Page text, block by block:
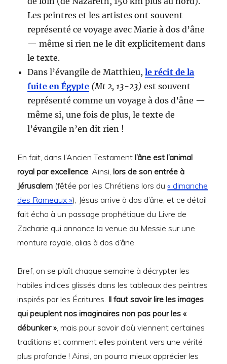
Les peintres et les artistes ont souvent
représenté ce voyage avec Marie à dos d’âne
— même si rien ne le dit explicitement dans
le texte.
Dans l’évangile de Matthieu,le récit de la
fuite en Égypte (Mt 2, 13-23) est souvent
représenté comme un voyage à dos d’âne —
même si, une fois de plus, le texte de
l’évangile n’en dit rien !
En fait, dans l’Ancien Testament l’âne est l’animal
royal par excellence . Ainsi, lors de son entrée à
Jérusalem (fêtée par les Chrétiens lors du« dimanche
des Rameaux »), Jésus arrive à dos d’âne, et ce détail
fait écho à un passage prophétique du Livre de
Zacharie qui annonce la venue du Messie sur une
monture royale, alias à dos d’âne.
Bref, on se plaît chaque semaine à décrypter les
habiles indices glissés dans les tableaux des peintres
inspirés par les Écritures. Il faut savoir lire les images
qui peuplent nos imaginaires non pas pour les «
débunker » , mais pour savoir d’où viennent certaines
traditions et comment elles pointent vers une vérité
plus profonde ! Ainsi, on pourra mieux apprécier les